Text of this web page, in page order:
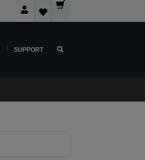
SUPPORT